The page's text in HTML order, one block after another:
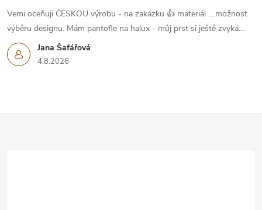
Jana Šafářová
4.8.2026
Vemi oceňuji ČESKOU výrobu - na zakázku 👍 materiál ....možnost
výběru designu. Mám pantofle na halux - můj prst si ještě zvyká....